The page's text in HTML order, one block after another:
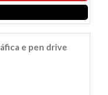
e pen drive